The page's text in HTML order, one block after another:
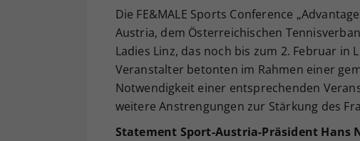
Die FE&MALE Sports Conference
Austria, dem Österreichischen
Ladies Linz, das noch bis zum 2. Februar
Veranstalter betonten im Rahmen einer
Notwendigkeit einer entsprechenden
weitere Anstrengungen zur Stärkung des
Statement Sport-Austria-Präsident Hans